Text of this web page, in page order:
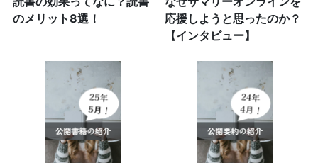
のメリット8選！
応援しようと思ったのか？
【インタビュー】